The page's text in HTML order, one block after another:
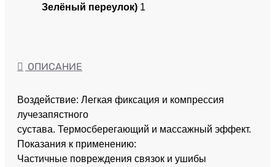
Зелёный переулок) 1
ОПИСАНИЕ
Воздействие: Легкая фиксация и компрессия
лучезапястного
сустава. Термосберегающий и массажный эффект.
Показания к применению:
Частичные повреждения связок и ушибы